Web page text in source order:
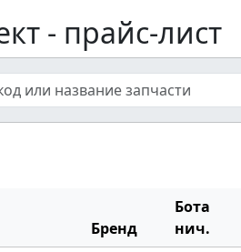
- прайс-лист
Бренд
Бота
нич.